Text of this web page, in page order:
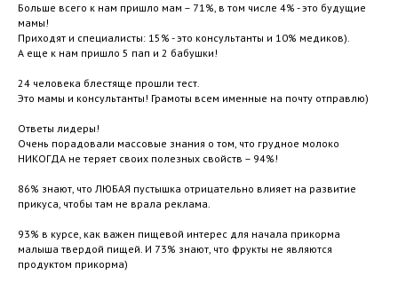
Больше всего к нам пришло мам – 71%, в том числе 4% - это будущие
мамы!
Приходят и специалисты: 15% - это консультанты и 10% медиков).
А еще к нам пришло 5 пап и 2 бабушки!
24 человека блестяще прошли тест.
Это мамы и консультанты! Грамоты всем именные на почту отправлю)
Ответы лидеры!
Очень порадовали массовые знания о том, что грудное молоко
НИКОГДА не теряет своих полезных свойств – 94%!
86% знают, что ЛЮБАЯ пустышка отрицательно влияет на развитие
прикуса, чтобы там не врала реклама.
93% в курсе, как важен пищевой интерес для начала прикорма
малыша твердой пищей. И 73% знают, что фрукты не являются
продуктом прикорма)